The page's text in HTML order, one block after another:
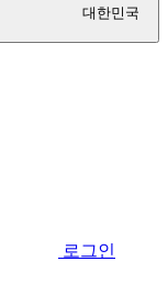
대한민국
로그인